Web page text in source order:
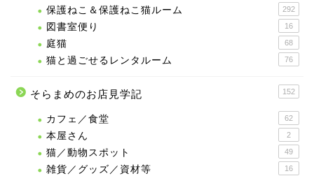
保護ねこ＆保護ねこ猫ルーム 292
図書室便り 16
庭猫 68
猫と過ごせるレンタルーム 76
そらまめのお店見学記 152
カフェ／食堂 62
本屋さん 2
猫／動物スポット 49
雑貨／グッズ／資材等 16